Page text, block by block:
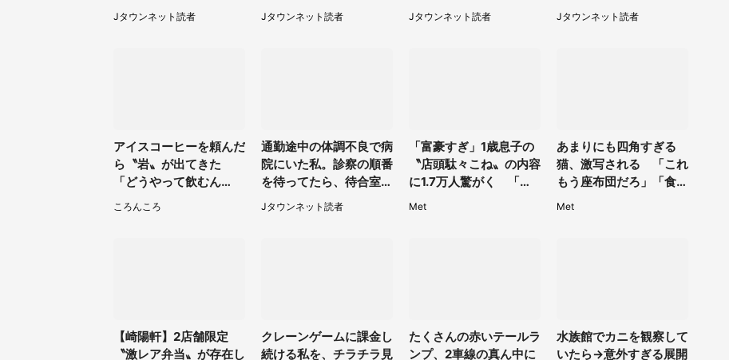
前、小学校低学年の私に
起きたこと（広島県・3
Jタウンネット読者
けて...（東京都・40代
男性）
Jタウンネット読者
女性客が小さな声で（千
葉県・10代女性）
Jタウンネット読者
らベビーカーが消えてい
て（神奈川県・60代女
Jタウンネット読者
アイスコーヒーを頼んだ
ら〝岩〟が出てきた
「どうやって飲むん
だ？！」衝撃の一杯が話
ころんころ
通勤途中の体調不良で病
院にいた私。診察の順番
を待ってたら、待合室の
老人たちが（千葉県・5
0代男性）
Jタウンネット読者
「富豪すぎ」1歳息子の
〝店頭駄々こね〟の内容
に1.7万人驚がく 「お
菓子売り場ならまだし
Met
あまりにも四角すぎる
猫、激写される 「これ
もう座布団だろ」「食パ
ンの耳」と1.4万人困惑
Met
【崎陽軒】2店舗限定
〝激レア弁当〟が存在し
クレーンゲームに課金し
続ける私を、チラチラ見
たくさんの赤いテールラ
ンプ、2車線の真ん中に
水族館でカニを観察して
いたら→意外すぎる展開